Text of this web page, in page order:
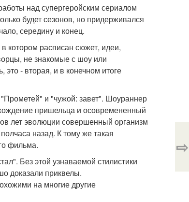
над супергеройским сериалом
будет сезонов, но придерживался
середину и конец.
котором расписан сюжет, идеи,
не знакомые с шоу или
это - вторая, и в конечном итоге
и "чужой: завет". Шоураннер
пришельца и осовремененный
лет эволюции совершенный организм
назад. К тому же такая
фильма.
Без этой узнаваемой стилистики
доказали приквелы.
на многие другие
⇨